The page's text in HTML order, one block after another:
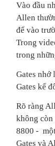
Vào đầu
Allen
để vào
Trong
trong
Gates nhớ
Gates kể
Rõ ràng
không
8800 -
Gates và